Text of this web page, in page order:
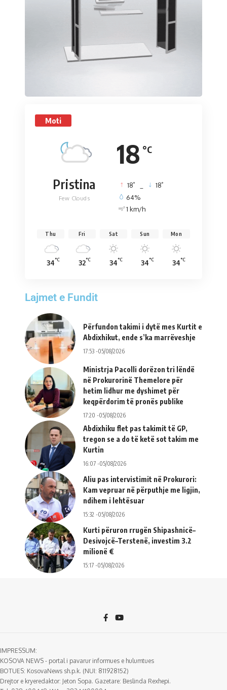
Moti
18 °C
Pristina
Few Clouds
18° 18°
64%
1 km/h
Thu
34°C
Fri
32°C
Sat
34°C
Sun
34°C
Mon
34°C
Lajmet e Fundit
Përfundon takimi i dytë mes Kurtit e
Abdixhikut, ende s’ka marrëveshje
17:53 -05/08/2026
Ministrja Pacolli dorëzon tri lëndë
në Prokurorinë Themelore për
hetim lidhur me dyshimet për
keqpërdorim të pronës publike
17:20 -05/08/2026
Abdixhiku flet pas takimit të GP,
tregon se a do të ketë sot takim me
Kurtin
16:07 -05/08/2026
Aliu pas intervistimit në Prokurori:
Kam vepruar në përputhje me ligjin,
ndihem i lehtësuar
15:32 -05/08/2026
Kurti përuron rrugën Shipashnicë–
Desivojcë–Terstenë, investim 3.2
milionë €
15:17 -05/08/2026
IMPRESSUM:
KOSOVA NEWS - portal i pavarur informues e hulumtues
BOTUES: KosovaNews sh.p.k. (NUI: 811928152)
Drejtor e kryeredaktor: Jeton Sopa. Gazetare: Beslinda Rexhepi.